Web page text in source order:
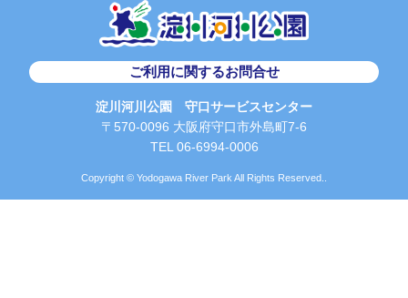
ご利用に関するお問合せ
淀川河川公園 守口サービスセンター
〒570-0096 大阪府守口市外島町7-6
TEL 06-6994-0006
Copyright © Yodogawa River Park All Rights Reserved..